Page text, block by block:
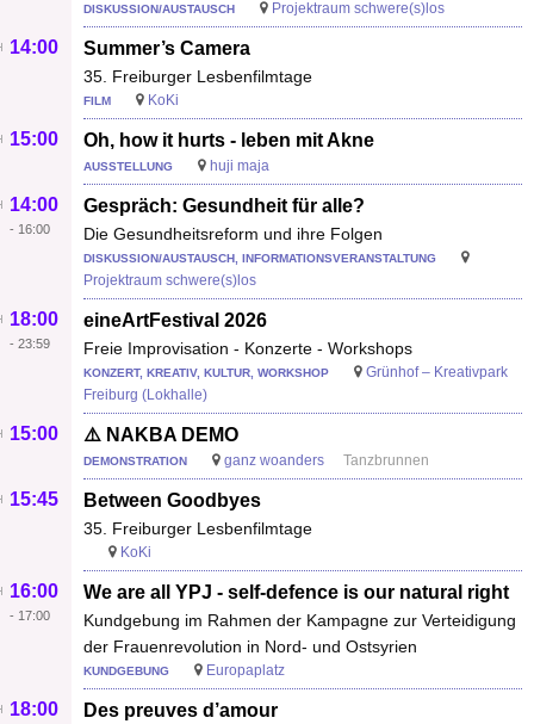
DISKUSSION/AUSTAUSCH Projektraum schwere(s)los
Summer’s Camera
35. Freiburger Lesbenfilmtage
14:00
FILM KoKi
Oh, how it hurts - leben mit Akne
15:00
AUSSTELLUNG huji maja
Gespräch: Gesundheit für alle?
Die Gesundheitsreform und ihre Folgen
14:00
- 16:00
DISKUSSION/AUSTAUSCH, INFORMATIONSVERANSTALTUNG
Projektraum schwere(s)los
eineArtFestival 2026
Freie Improvisation - Konzerte - Workshops
18:00
- 23:59
KONZERT, KREATIV, KULTUR, WORKSHOP
Grünhof – Kreativpark
Freiburg (Lokhalle)
⚠️ NAKBA DEMO
15:00
DEMONSTRATION ganz woanders Tanzbrunnen
Between Goodbyes
35. Freiburger Lesbenfilmtage
15:45
KoKi
We are all YPJ - self-defence is our natural right
Kundgebung im Rahmen der Kampagne zur Verteidigung
der Frauenrevolution in Nord- und Ostsyrien
16:00
- 17:00
KUNDGEBUNG Europaplatz
Des preuves d’amour
18:00